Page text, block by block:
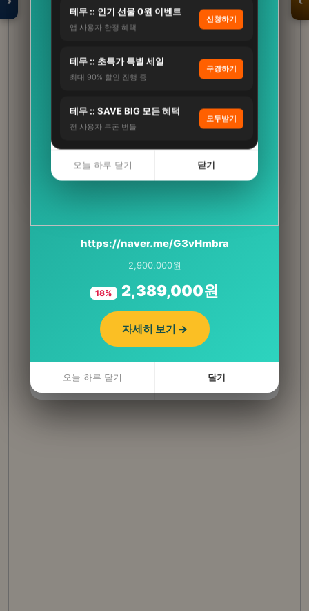
테무 :: 인기 선물 0원 이벤트
앱 사용자 한정 혜택
신청하기
테무 :: 초특가 특별 세일
최대 90% 할인 진행 중
구경하기
테무 :: SAVE BIG 모든 혜택
전 사용자 쿠폰 번들
모두받기
오늘 하루 닫기 닫기
[네이버단독] 익스트림 김종국 블랙마카 2500
120정, 1개
45,000원
22% 34,900원
자세히 보기 →
오늘 하루 닫기 닫기
https://naver.me/G3vHmbra
2,900,000원
18% 2,389,000원
자세히 보기 →
오늘 하루 닫기 닫기